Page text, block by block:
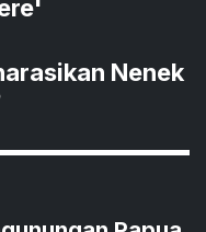
Nenek